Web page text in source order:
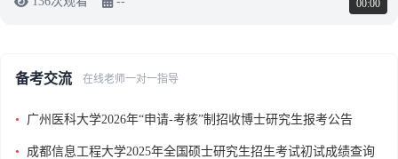
00:00
备考交流 在线老师一对一指导
• 广州医科大学2026年“申请-考核”制招收博士研究生报考公告
•
成都信息工程大学2025年全国硕士研究生招生考试初试成绩查询